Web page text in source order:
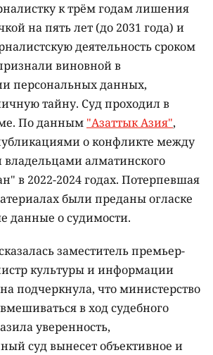
к трём годам лишения
на пять лет (до 2031 года) и
деятельность сроком
виновной в
персональных данных,
тайну. Суд проходил в
По данным "Азаттык Азия",
о конфликте между
алматинского
в 2022-2024 годах. Потерпевшая
были преданы огласке
данные о судимости.
заместитель премьер-
культуры и информации
подчеркнула, что министерство
в ход судебного
уверенность,
суд вынесет объективное и